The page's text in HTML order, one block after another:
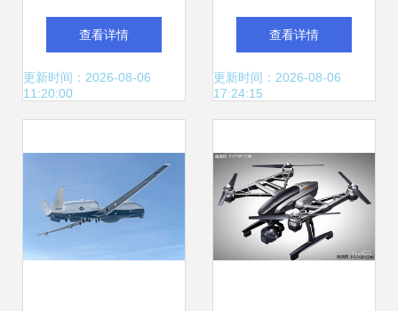
充安智创科携1亿
注册资本进军智能
查看详情
更新时间：2026-08-06
11:20:00
家庄促销 8999元
送电池，智能飞行
查看详情
更新时间：2026-08-06
17:24:15